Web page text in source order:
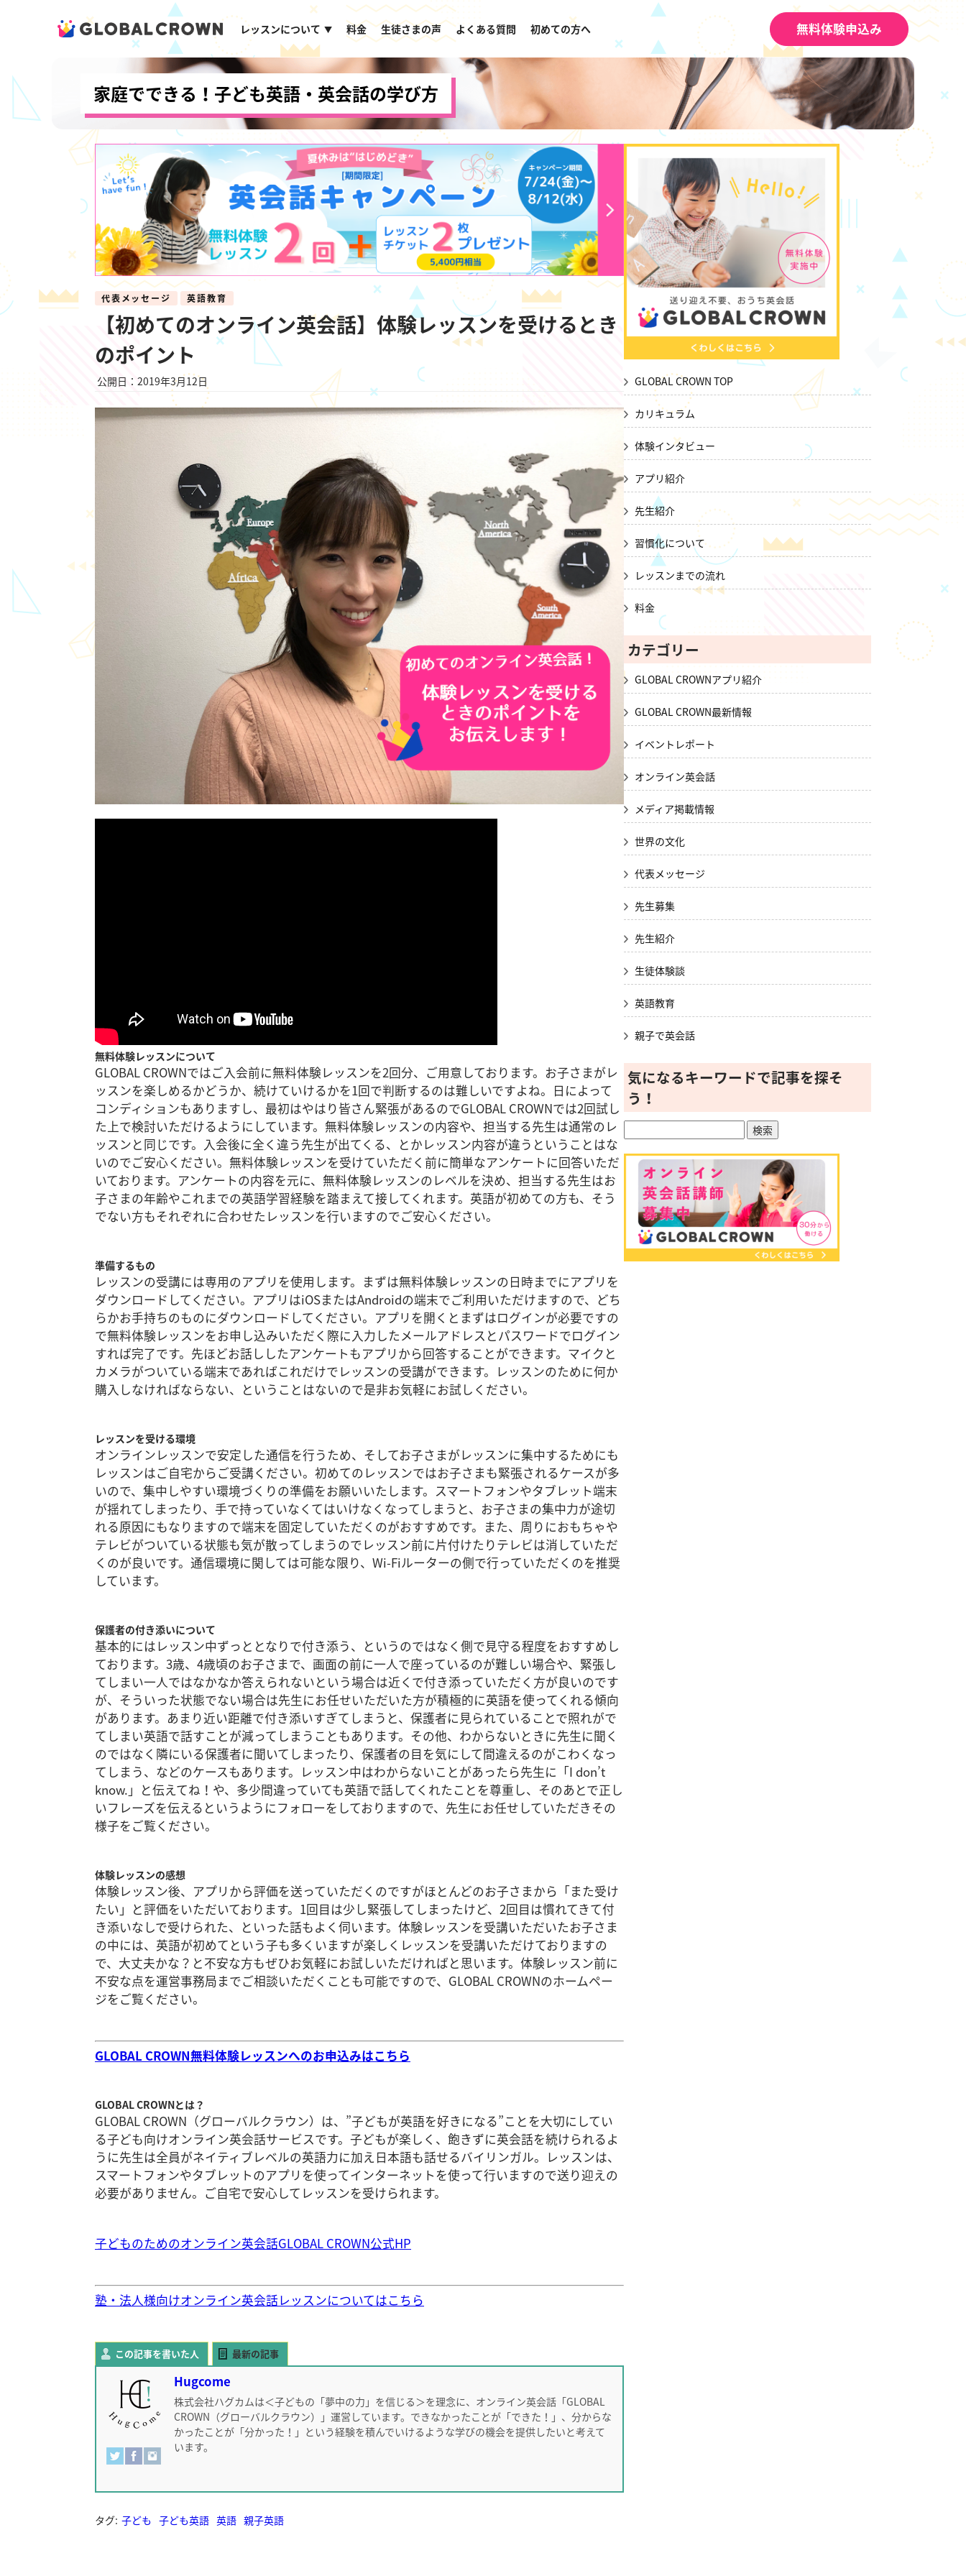
レッスンについて ▼ 料金 生徒さまの声 よくある質問 初めての方へ 無料体験申込み
家庭でできる！子ども英語・英会話の学び方
代表メッセージ 英語教育
【初めてのオンライン英会話】体験レッスンを受けるとき
のポイント
公開日：2019年3月12日
無料体験レッスンについて
GLOBAL CROWNではご入会前に無料体験レッスンを2回分、ご用意しております。お子さまがレ
ッスンを楽しめるかどうか、続けていけるかを1回で判断するのは難しいですよね。日によって
コンディションもありますし、最初はやはり皆さん緊張があるのでGLOBAL CROWNでは2回試し
た上で検討いただけるようにしています。無料体験レッスンの内容や、担当する先生は通常のレ
ッスンと同じです。入会後に全く違う先生が出てくる、とかレッスン内容が違うということはな
いのでご安心ください。無料体験レッスンを受けていただく前に簡単なアンケートに回答いただ
いております。アンケートの内容を元に、無料体験レッスンのレベルを決め、担当する先生はお
子さまの年齢やこれまでの英語学習経験を踏まえて接してくれます。英語が初めての方も、そう
でない方もそれぞれに合わせたレッスンを行いますのでご安心ください。
準備するもの
レッスンの受講には専用のアプリを使用します。まずは無料体験レッスンの日時までにアプリを
ダウンロードしてください。アプリはiOSまたはAndroidの端末でご利用いただけますので、どち
らかお手持ちのものにダウンロードしてください。アプリを開くとまずはログインが必要ですの
で無料体験レッスンをお申し込みいただく際に入力したメールアドレスとパスワードでログイン
すれば完了です。先ほどお話ししたアンケートもアプリから回答することができます。マイクと
カメラがついている端末であればこれだけでレッスンの受講ができます。レッスンのために何か
購入しなければならない、ということはないので是非お気軽にお試しください。
レッスンを受ける環境
オンラインレッスンで安定した通信を行うため、そしてお子さまがレッスンに集中するためにも
レッスンはご自宅からご受講ください。初めてのレッスンではお子さまも緊張されるケースが多
いので、集中しやすい環境づくりの準備をお願いいたします。スマートフォンやタブレット端末
が揺れてしまったり、手で持っていなくてはいけなくなってしまうと、お子さまの集中力が途切
れる原因にもなりますので端末を固定していただくのがおすすめです。また、周りにおもちゃや
テレビがついている状態も気が散ってしまうのでレッスン前に片付けたりテレビは消していただ
くのが良いです。通信環境に関しては可能な限り、Wi-Fiルーターの側で行っていただくのを推奨
しています。
保護者の付き添いについて
基本的にはレッスン中ずっととなりで付き添う、というのではなく側で見守る程度をおすすめし
ております。3歳、4歳頃のお子さまで、画面の前に一人で座っているのが難しい場合や、緊張し
てしまい一人ではなかなか答えられないという場合は近くで付き添っていただく方が良いのです
が、そういった状態でない場合は先生にお任せいただいた方が積極的に英語を使ってくれる傾向
があります。あまり近い距離で付き添いすぎてしまうと、保護者に見られていることで照れがで
てしまい英語で話すことが減ってしまうこともあります。その他、わからないときに先生に聞く
のではなく隣にいる保護者に聞いてしまったり、保護者の目を気にして間違えるのがこわくなっ
てしまう、などのケースもあります。レッスン中はわからないことがあったら先生に「I don’t
know.」と伝えてね！や、多少間違っていても英語で話してくれたことを尊重し、そのあとで正し
いフレーズを伝えるというようにフォローをしておりますので、先生にお任せしていただきその
様子をご覧ください。
体験レッスンの感想
体験レッスン後、アプリから評価を送っていただくのですがほとんどのお子さまから「また受け
たい」と評価をいただいております。1回目は少し緊張してしまったけど、2回目は慣れてきて付
き添いなしで受けられた、といった話もよく伺います。体験レッスンを受講いただいたお子さま
の中には、英語が初めてという子も多くいますが楽しくレッスンを受講いただけておりますの
で、大丈夫かな？と不安な方もぜひお気軽にお試しいただければと思います。体験レッスン前に
不安な点を運営事務局までご相談いただくことも可能ですので、GLOBAL CROWNのホームペー
ジをご覧ください。
GLOBAL CROWN無料体験レッスンへのお申込みはこちら
GLOBAL CROWNとは？
GLOBAL CROWN（グローバルクラウン）は、”子どもが英語を好きになる”ことを大切にしてい
る子ども向けオンライン英会話サービスです。子どもが楽しく、飽きずに英会話を続けられるよ
うに先生は全員がネイティブレベルの英語力に加え日本語も話せるバイリンガル。レッスンは、
スマートフォンやタブレットのアプリを使ってインターネットを使って行いますので送り迎えの
必要がありません。ご自宅で安心してレッスンを受けられます。
子どものためのオンライン英会話GLOBAL CROWN公式HP
塾・法人様向けオンライン英会話レッスンについてはこちら
この記事を書いた人 最新の記事
Hugcome
株式会社ハグカムは＜子どもの「夢中の力」を信じる＞を理念に、オンライン英会話「GLOBAL
CROWN（グローバルクラウン）」運営しています。できなかったことが「できた！」、分からな
かったことが「分かった！」という経験を積んでいけるような学びの機会を提供したいと考えて
います。
タグ: 子ども 子ども英語 英語 親子英語
GLOBAL CROWN TOP
カリキュラム
体験インタビュー
アプリ紹介
先生紹介
習慣化について
レッスンまでの流れ
料金
カテゴリー
GLOBAL CROWNアプリ紹介
GLOBAL CROWN最新情報
イベントレポート
オンライン英会話
メディア掲載情報
世界の文化
代表メッセージ
先生募集
先生紹介
生徒体験談
英語教育
親子で英会話
気になるキーワードで記事を探そ
う！